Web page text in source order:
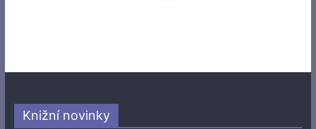
Knižní novinky